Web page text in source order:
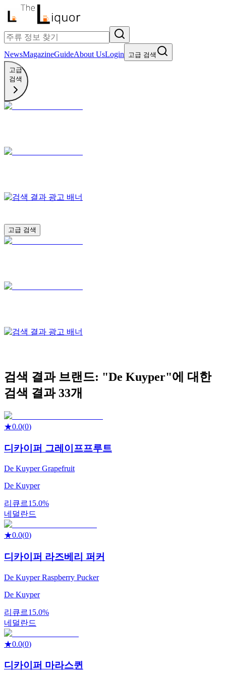
NewsMagazineGuideAbout UsLogin
고급 검색
고급
검색
고급 검색
검색 결과브랜드: "De Kuyper"에 대한
검색 결과 33개
★0.0(0)
디카이퍼 그레이프프루트
De Kuyper Grapefruit
De Kuyper
리큐르15.0%
네덜란드
★0.0(0)
디카이퍼 라즈베리 퍼커
De Kuyper Raspberry Pucker
De Kuyper
리큐르15.0%
네덜란드
★0.0(0)
디카이퍼 마라스퀸